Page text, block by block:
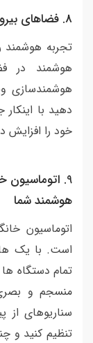
8. فضاهای بیرونی هوشمند
تجربه هوشمند
هوشمند در
هوشمندسازی
دهید با
خود را افزایش
9.
هوشمند شما
اتوماسیون
است. با یک
تمام دستگاه
منسجم و بصری
سناریوهای از
تنظیم کنید و